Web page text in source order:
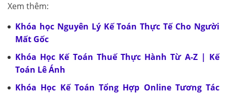
Xem thêm:
Khóa học Nguyên Lý Kế Toán Thực Tế Cho Người
Mất Gốc
Khóa Học Kế Toán Thuế Thực Hành Từ A-Z | Kế
Toán Lê Ánh
Khóa Học Kế Toán Tổng Hợp Online Tương Tác